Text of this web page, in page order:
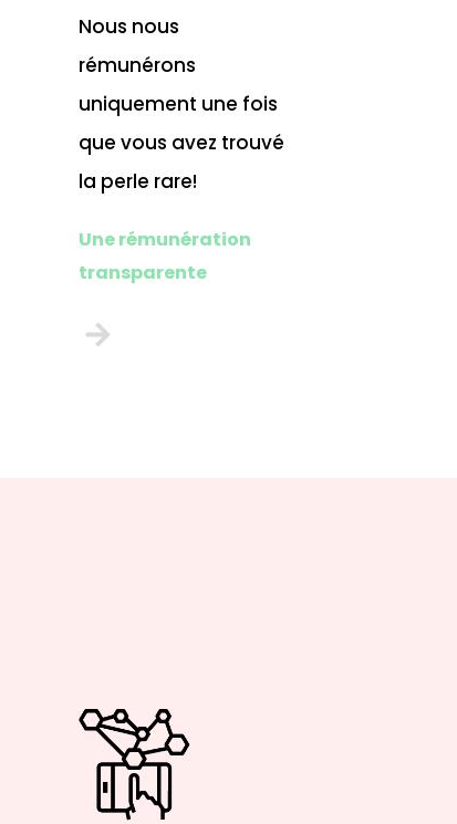
+33(0)6 24 28 75 93
14 rue Bausset 75015 Paris
EMAIL :
Nous nous
rémunérons
uniquement une fois
que vous avez trouvé
la perle rare!
Une rémunération
transparente